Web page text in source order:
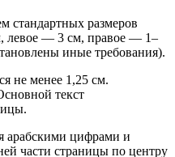
стандартных размеров
левое — 3 см, правое — 1–
иные требования).
не менее 1,25 см.
текст
арабскими цифрами и
части страницы по центру